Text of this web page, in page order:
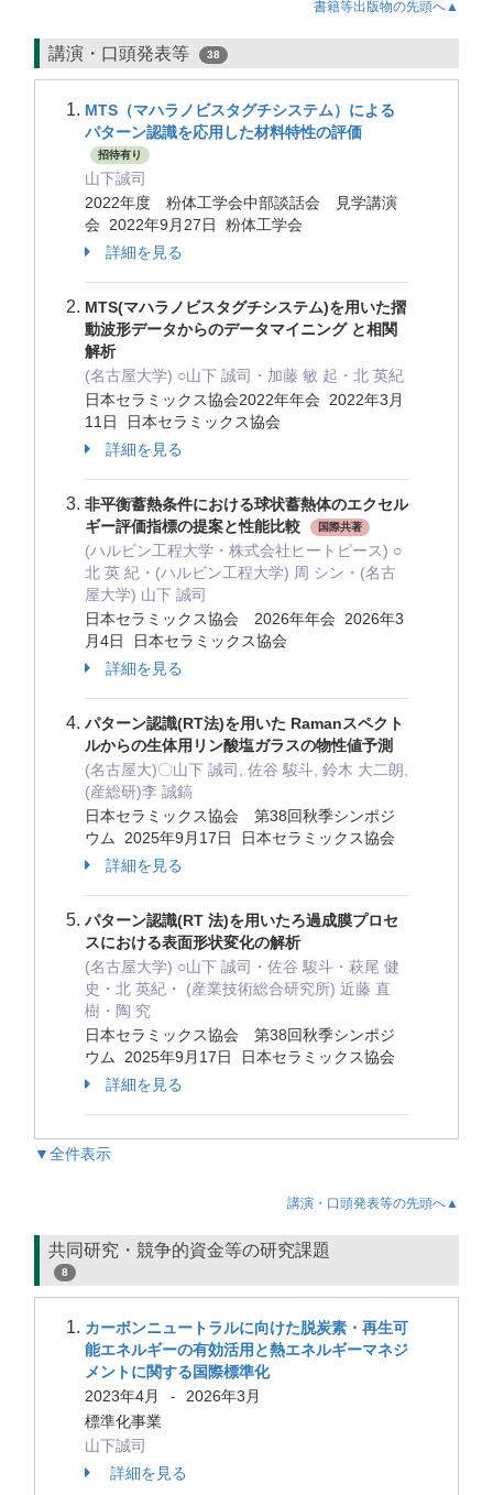
書籍等出版物の先頭へ▲
講演・口頭発表等 38
MTS（マハラノビスタグチシステム）による
パターン認識を応用した材料特性の評価
招待有り
山下誠司
2022年度 粉体工学会中部談話会 見学講演
会 2022年9月27日 粉体工学会
詳細を見る
MTS(マハラノビスタグチシステム)を用いた摺
動波形データからのデータマイニング と相関
解析
(名古屋大学) ○山下 誠司・加藤 敏 起・北 英紀
日本セラミックス協会2022年年会 2022年3月
11日 日本セラミックス協会
詳細を見る
非平衡蓄熱条件における球状蓄熱体のエクセル
ギー評価指標の提案と性能比較
国際共著
(ハルビン工程大学・株式会社ヒートピース) ○
北 英 紀・(ハルビン工程大学) 周 シン・(名古
屋大学) 山下 誠司
日本セラミックス協会 2026年年会 2026年3
月4日 日本セラミックス協会
詳細を見る
パターン認識(RT法)を用いた Ramanスペクト
ルからの生体用リン酸塩ガラスの物性値予測
(名古屋大)〇山下 誠司, 佐谷 駿斗, 鈴木 大二朗,
(産総研)李 誠鎬
日本セラミックス協会 第38回秋季シンポジ
ウム 2025年9月17日 日本セラミックス協会
詳細を見る
パターン認識(RT 法)を用いたろ過成膜プロセ
スにおける表面形状変化の解析
(名古屋大学) ○山下 誠司・佐谷 駿斗・萩尾 健
史・北 英紀・ (産業技術総合研究所) 近藤 直
樹・陶 究
日本セラミックス協会 第38回秋季シンポジ
ウム 2025年9月17日 日本セラミックス協会
詳細を見る
▼全件表示
講演・口頭発表等の先頭へ▲
共同研究・競争的資金等の研究課題
8
カーボンニュートラルに向けた脱炭素・再生可
能エネルギーの有効活用と熱エネルギーマネジ
メントに関する国際標準化
2023年4月
-
2026年3月
標準化事業
山下誠司
詳細を見る